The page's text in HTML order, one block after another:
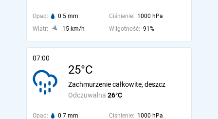
Opad: 0.5 mm Ciśnienie: 1000 hPa
Wiatr:
15 km/h Wilgotność: 91%
07:00
25°C
Odczuwalna 26°C
Zachmurzenie całkowite, deszcz
Opad: 0.7 mm Ciśnienie: 1000 hPa